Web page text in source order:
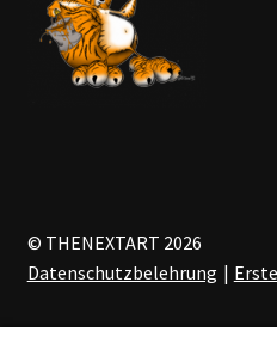
© THENEXTART 2026
Datenschutzbelehrung